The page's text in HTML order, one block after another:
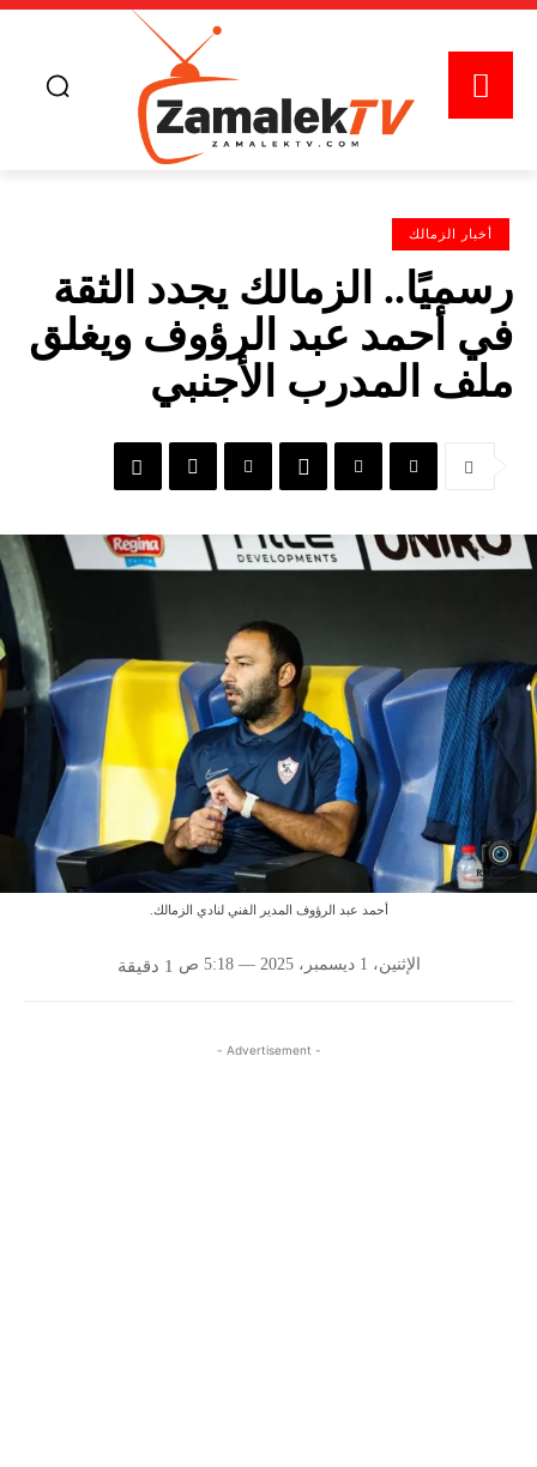
أخبار الزمالك
رسميًا.. الزمالك يجدد الثقة
في أحمد عبد الرؤوف ويغلق
ملف المدرب الأجنبي
أحمد عبد الرؤوف المدير الفني لنادي الزمالك.
الإثنين، 1 ديسمبر، 2025 — 5:18 ص 1 دقيقة
- Advertisement -